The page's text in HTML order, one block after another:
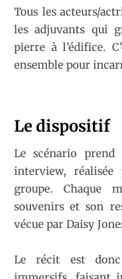
Tous les acteurs/
les adjuvants qui
pierre à l’édifice.
ensemble pour
Le dispositif
Le scénario
interview,
groupe. Chaque
souvenirs et son
vécue par Daisy
Le récit est donc